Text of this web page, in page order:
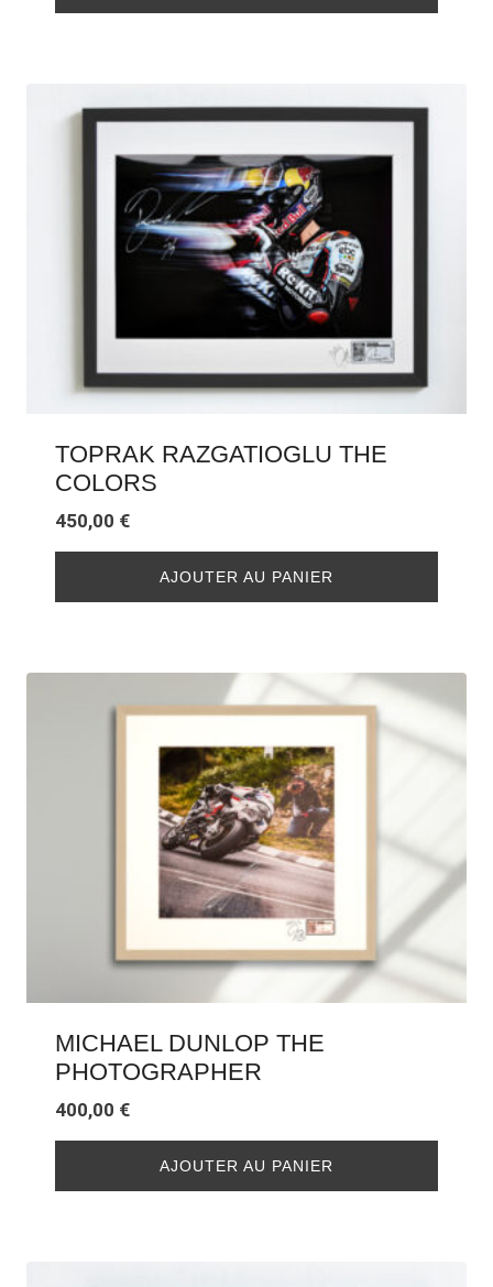
TOPRAK RAZGATIOGLU THE
COLORS
450,00 €
AJOUTER AU PANIER
MICHAEL DUNLOP THE
PHOTOGRAPHER
400,00 €
AJOUTER AU PANIER